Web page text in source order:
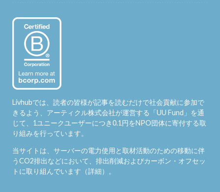
Livhubでは、読者の皆様が記事を読むだけで社会貢献に参加で
きるよう、アーティクル株式会社が運営する「UU Fund 」を通
じて、1ユニークユーザーにつき0.1円をNPO団体に寄付する取
り組みを行っています。
当サイトは、サーバーの電力使用と取材活動のための移動に伴
うCO2排出などにおいて、排出削減およびカーボン・オフセッ
トに取り組んでいます（詳細）。